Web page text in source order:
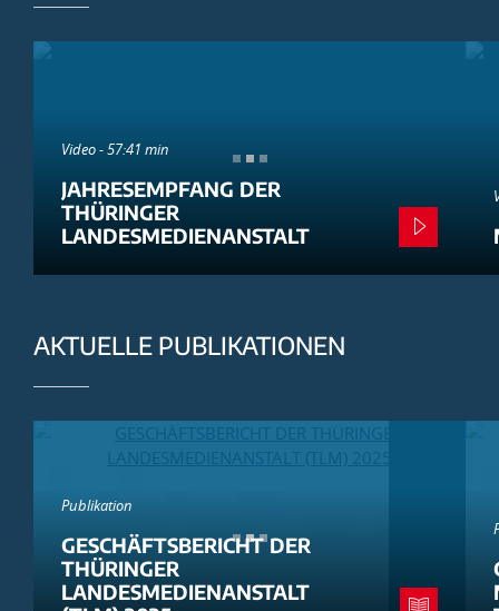
Video - 57:41 min
JAHRESEMPFANG DER
THÜRINGER
LANDESMEDIENANSTALT
AKTUELLE PUBLIKATIONEN
Publikation
GESCHÄFTSBERICHT DER
THÜRINGER
LANDESMEDIENANSTALT